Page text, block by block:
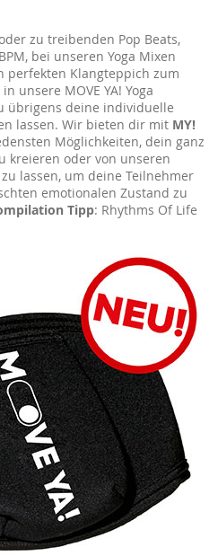
zu treibenden Pop Beats,
bei unseren Yoga Mixen
perfekten Klangteppich zum
unsere MOVE YA! Yoga
übrigens deine individuelle
lassen. Wir bieten dir mit MY!
Möglichkeiten, dein ganz
kreieren oder von unseren
lassen, um deine Teilnehmer
emotionalen Zustand zu
Tipp: Rhythms Of Life